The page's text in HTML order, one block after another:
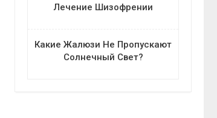
Лечение Шизофрении
Какие Жалюзи Не Пропускают
Солнечный Свет?